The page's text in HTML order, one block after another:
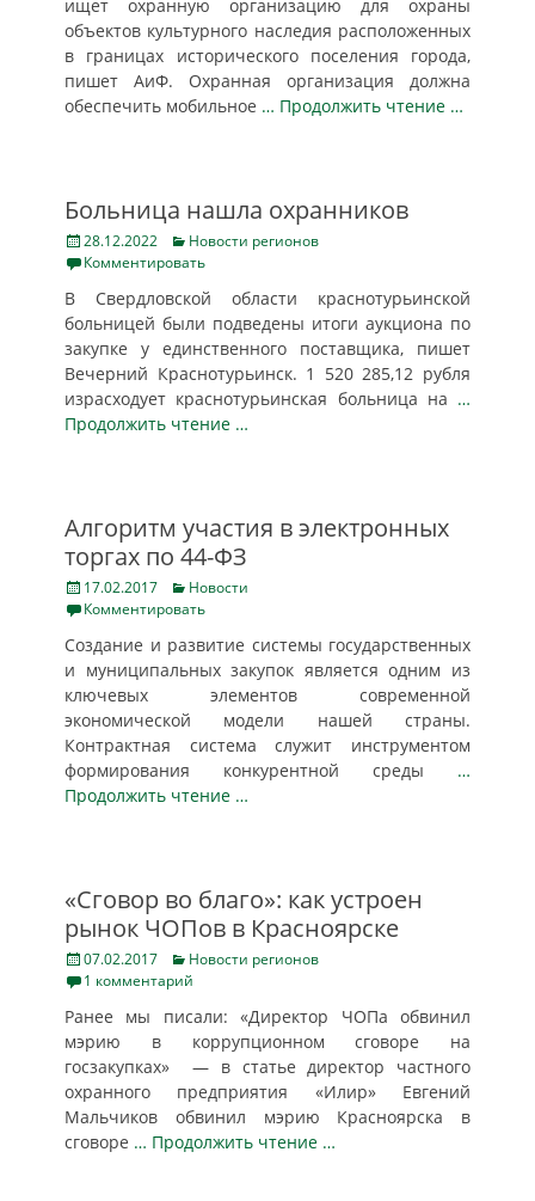
ищет охранную организацию для охраны
объектов культурного наследия расположенных
в границах исторического поселения города,
пишет АиФ. Охранная организация должна
обеспечить мобильное … Продолжить чтение …
Больница нашла охранников
Posted
on
28.12.2022 Categories
Новости регионов
Комментировать
В Свердловской области краснотурьинской
больницей были подведены итоги аукциона по
закупке у единственного поставщика, пишет
Вечерний Краснотурьинск. 1 520 285,12 рубля
израсходует краснотурьинская больница на …
Продолжить чтение …
Алгоритм участия в электронных
торгах по 44-ФЗ
Posted
on
17.02.2017 Categories
Новости
Комментировать
Создание и развитие системы государственных
и муниципальных закупок является одним из
ключевых элементов современной
экономической модели нашей страны.
Контрактная система служит инструментом
формирования конкурентной среды …
Продолжить чтение …
«Сговор во благо»: как устроен
рынок ЧОПов в Красноярске
Posted
on
07.02.2017 Categories
Новости регионов
1 комментарий
Ранее мы писали: «Директор ЧОПа обвинил
мэрию в коррупционном сговоре на
госзакупках» — в статье директор частного
охранного предприятия «Илир» Евгений
Мальчиков обвинил мэрию Красноярска в
сговоре … Продолжить чтение …